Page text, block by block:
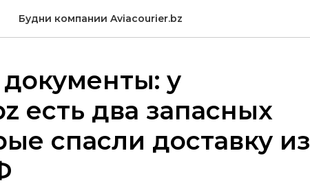
Будни компании Aviacourier.bz
у
есть два запасных
спасли доставку из